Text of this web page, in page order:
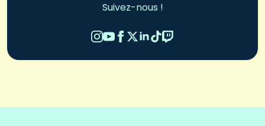
Suivez-nous !